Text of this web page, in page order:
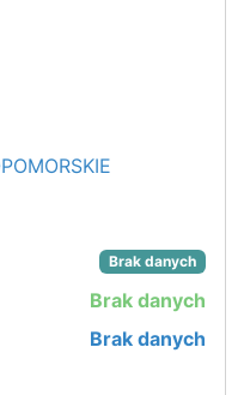
Brak danych
Brak danych
Brak danych